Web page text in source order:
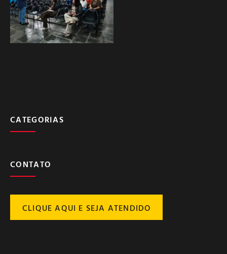
CATEGORIAS
CONTATO
CLIQUE AQUI E SEJA ATENDIDO